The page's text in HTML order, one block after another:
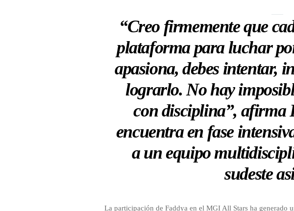
“Creo firmemente que
plataforma para luchar
apasiona, debes intentar,
lograrlo. No hay
con disciplina”, afirma
encuentra en fase
a un equipo
sudeste
La participación de Faddya en el MGI All Stars ha generado